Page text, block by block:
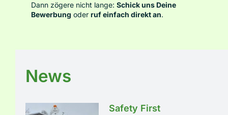
Dann zögere nicht lange: Schick uns Deine
Bewerbung oder ruf einfach direkt an.
News
Safety First